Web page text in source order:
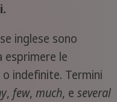
inglese sono
esprimere le
indefinite. Termini
, few, much, e several